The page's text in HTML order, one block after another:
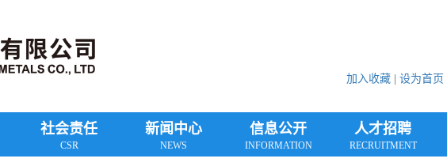
加入收藏| 设为首页
社会责任
CSR
新闻中心
NEWS
信息公开
INFORMATION
人才招聘
RECRUITMENT